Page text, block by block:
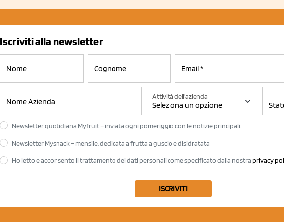
Iscriviti alla newsletter
Attività dell'azienda
Newsletter quotidiana Myfruit – inviata ogni pomeriggio con le notizie principali.
Newsletter Mysnack – mensile, dedicata a frutta a guscio e disidratata
Ho letto e acconsento il trattamento dei dati personali come specificato dalla nostra privacy
ISCRIVITI